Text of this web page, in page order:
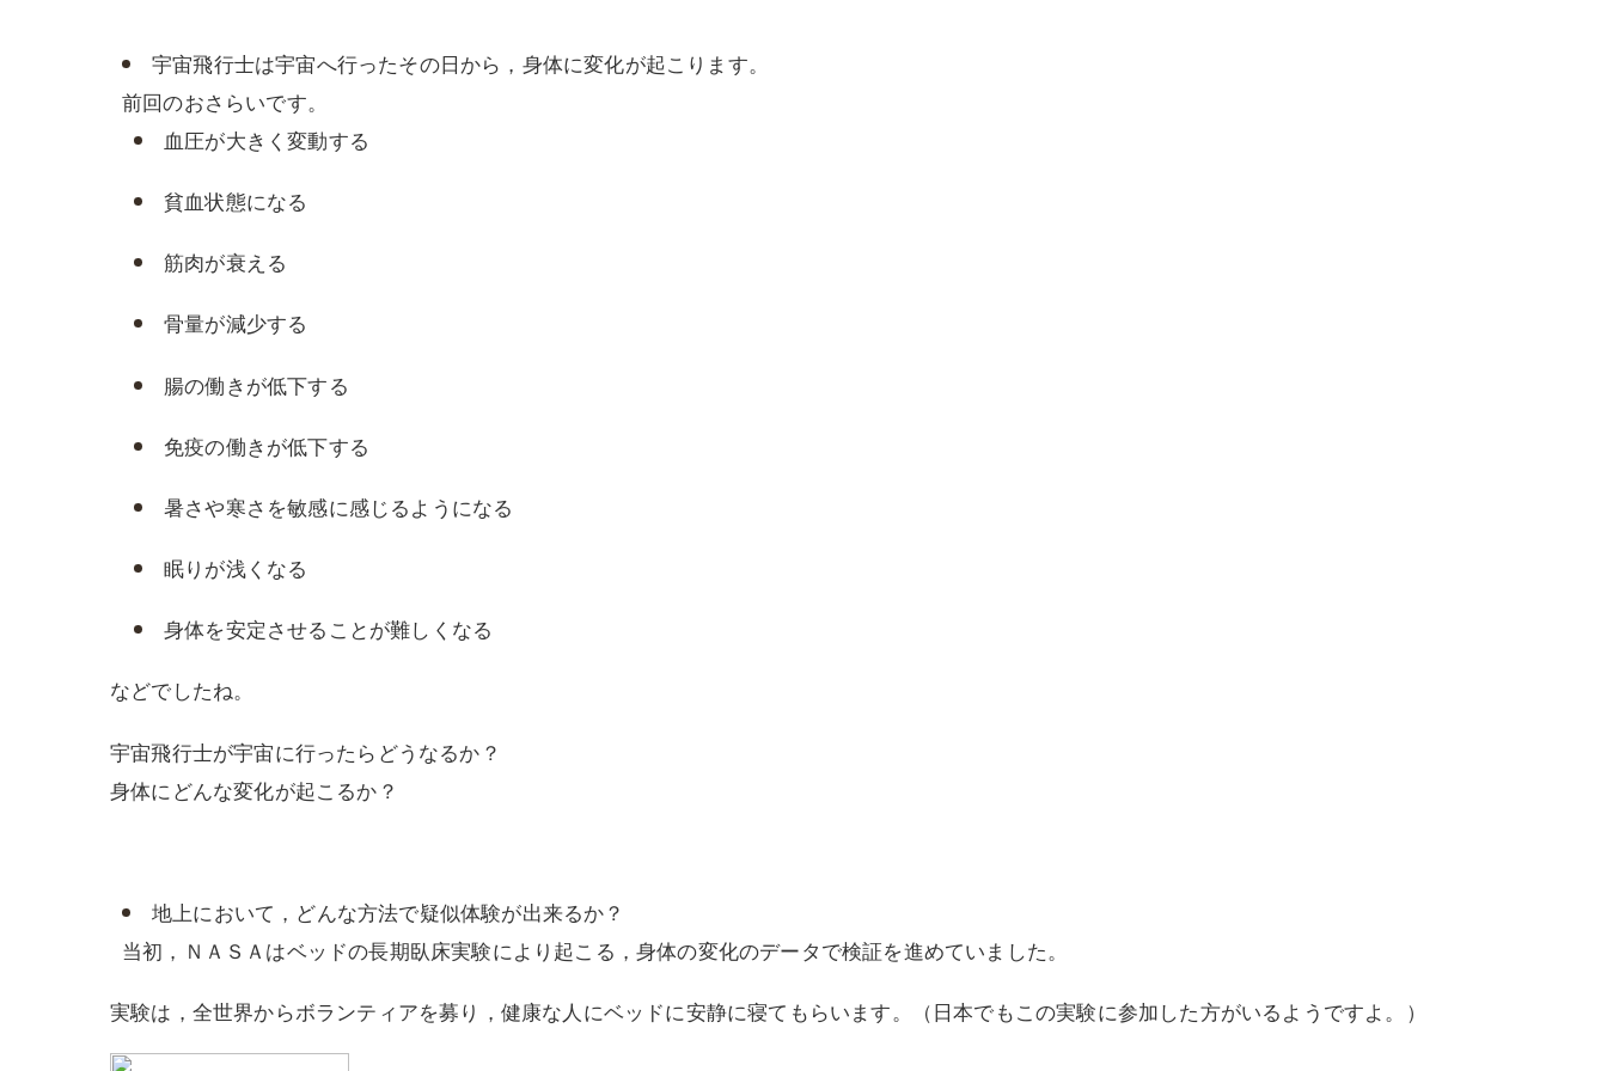
宇宙飛行士は宇宙へ行ったその日から，身体に変化が起こります。
前回のおさらいです。
血圧が大きく変動する
貧血状態になる
筋肉が衰える
骨量が減少する
腸の働きが低下する
免疫の働きが低下する
暑さや寒さを敏感に感じるようになる
眠りが浅くなる
身体を安定させることが難しくなる
などでしたね。
宇宙飛行士が宇宙に行ったらどうなるか？
身体にどんな変化が起こるか？
地上において，どんな方法で疑似体験が出来るか？
当初，ＮＡＳＡはベッドの長期臥床実験により起こる，身体の変化のデータで検証を進めていました。
実験は，全世界からボランティアを募り，健康な人にベッドに安静に寝てもらいます。（日本でもこの実験に参加した方がいるようですよ。）